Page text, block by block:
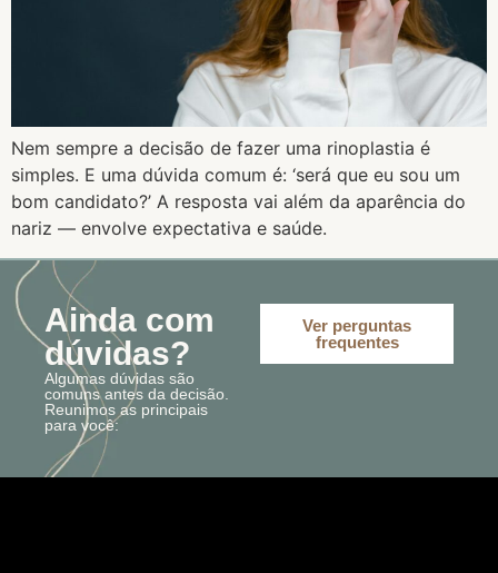
Nem sempre a decisão de fazer uma rinoplastia é
simples. E uma dúvida comum é: ‘será que eu sou um
bom candidato?’ A resposta vai além da aparência do
nariz — envolve expectativa e saúde.
Ainda com
dúvidas?
Algumas dúvidas são
comuns antes da decisão.
Reunimos as principais
para você:
Ver perguntas
frequentes